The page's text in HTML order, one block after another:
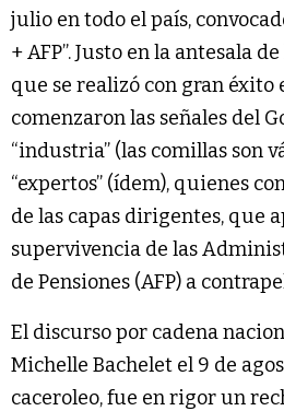
julio en todo el país,
+ AFP”. Justo en la antesala
que se realizó con gran éxito
comenzaron las señales del
“industria” (las comillas son
“expertos” (ídem), quienes
de las capas dirigentes, que
supervivencia de las
de Pensiones (AFP) a
El discurso por cadena
Michelle Bachelet el 9 de
caceroleo, fue en rigor un